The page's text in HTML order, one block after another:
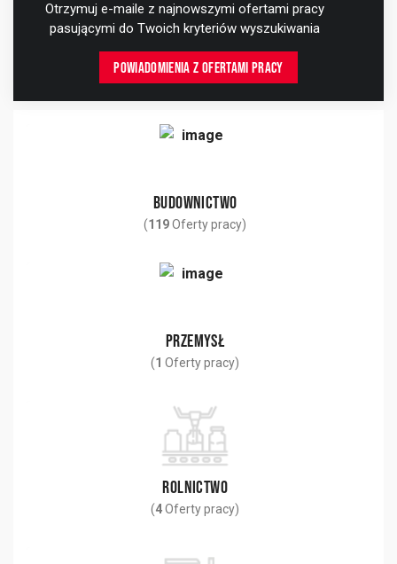
Otrzymuj e-maile z najnowszymi ofertami pracy
pasującymi do Twoich kryteriów wyszukiwania
POWIADOMIENIA Z OFERTAMI PRACY
BUDOWNICTWO
(119Oferty pracy)
PRZEMYSŁ
(1Oferty pracy)
ROLNICTWO
(4Oferty pracy)